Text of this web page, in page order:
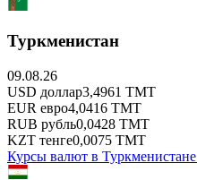
Туркменистан
09.08.26
USD доллар3,4961 TMT
EUR евро4,0416 TMT
RUB рубль0,0428 TMT
KZT тенге0,0075 TMT
Курсы валют в Туркменистане